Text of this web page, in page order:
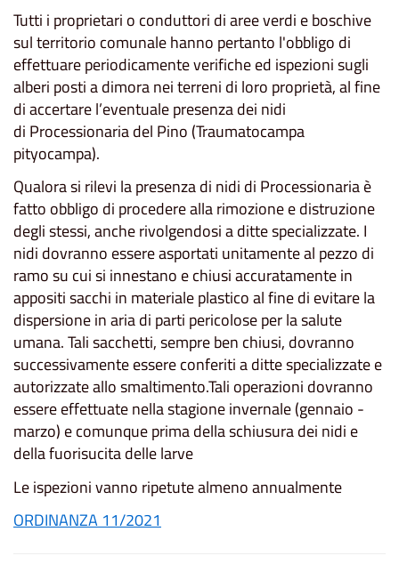
Tutti i proprietari o conduttori di aree verdi e boschive
sul territorio comunale hanno pertanto l'obbligo di
effettuare periodicamente verifiche ed ispezioni sugli
alberi posti a dimora nei terreni di loro proprietà, al fine
di accertare l’eventuale presenza dei nidi
di Processionaria del Pino (Traumatocampa
pityocampa).
Qualora si rilevi la presenza di nidi di Processionaria è
fatto obbligo di procedere alla rimozione e distruzione
degli stessi, anche rivolgendosi a ditte specializzate. I
nidi dovranno essere asportati unitamente al pezzo di
ramo su cui si innestano e chiusi accuratamente in
appositi sacchi in materiale plastico al fine di evitare la
dispersione in aria di parti pericolose per la salute
umana. Tali sacchetti, sempre ben chiusi, dovranno
successivamente essere conferiti a ditte specializzate e
autorizzate allo smaltimento.Tali operazioni dovranno
essere effettuate nella stagione invernale (gennaio -
marzo) e comunque prima della schiusura dei nidi e
della fuorisucita delle larve
Le ispezioni vanno ripetute almeno annualmente
ORDINANZA 11/2021